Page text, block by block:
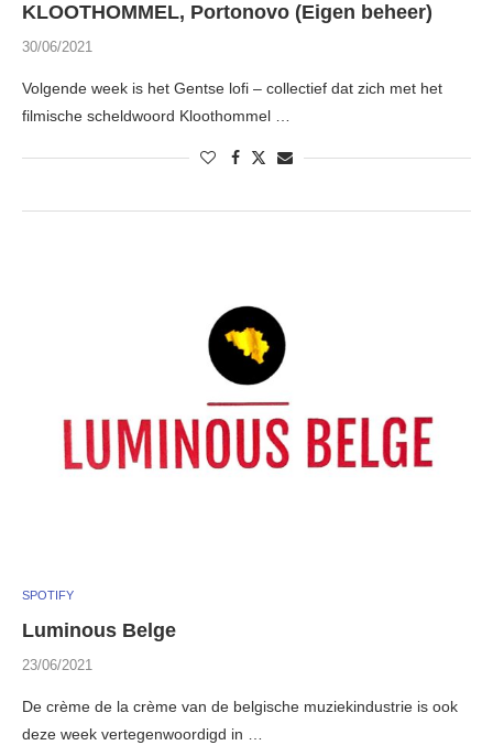
KLOOTHOMMEL, Portonovo (Eigen beheer)
30/06/2021
Volgende week is het Gentse lofi – collectief dat zich met het
filmische scheldwoord Kloothommel …
SPOTIFY
Luminous Belge
23/06/2021
De crème de la crème van de belgische muziekindustrie is ook
deze week vertegenwoordigd in …